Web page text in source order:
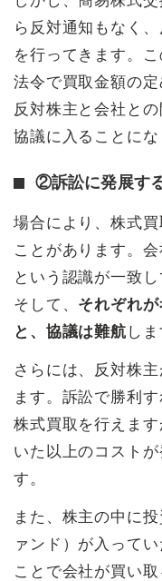
ら反対通知もなく
を行ってきます。
法令で買取金額の定
反対株主と会社と
協議に入ることにな
②訴訟に発展す
場合により、株式
ことがあります。
という認識が一致
そして、 それぞれ
と、協議は難航 しま
さらには、反対株
ます。訴訟で勝利
株式買取を行えま
いた以上のコスト
す。
また、株主の中に
ァンド）が入って
ことで会社が買い